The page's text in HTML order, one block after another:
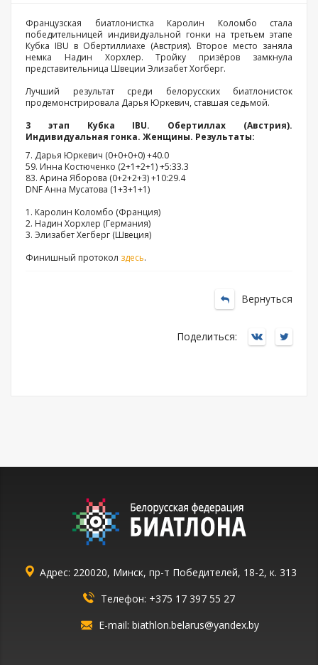
Французская биатлонистка Каролин Коломбо стала
победительницей индивидуальной гонки на третьем этапе
Кубка IBU в Обертиллиахе (Австрия). Второе место заняла
немка Надин Хорхлер. Тройку призёров замкнула
представительница Швеции Элизабет Хогберг.
Лучший результат среди белорусских биатлонисток
продемонстрировала Дарья Юркевич, ставшая седьмой.
3 этап Кубка IBU. Обертиллах (Австрия).
Индивидуальная гонка. Женщины. Результаты:
7. Дарья Юркевич (0+0+0+0) +40.0
59. Инна Костюченко (2+1+2+1) +5:33.3
83. Арина Яборова (0+2+2+3) +10:29.4
DNF Анна Мусатова (1+3+1+1)
1. Каролин Коломбо (Франция)
2. Надин Хорхлер (Германия)
3. Элизабет Хегберг (Швеция)
Финишный протокол здесь.
Вернуться
Поделиться:
Адрес: 220020, Минск, пр-т Победителей, 18-2, к. 313
Телефон: +375 17 397 55 27
E-mail: biathlon.belarus@yandex.by